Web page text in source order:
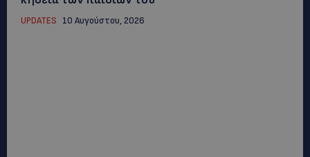
UPDATES 10 Αυγούστου, 2026